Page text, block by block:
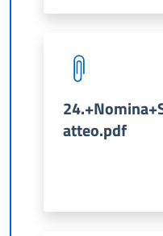
atteo.pdf